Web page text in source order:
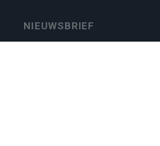
NIEUWSBRIEF